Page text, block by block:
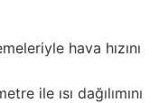
hava hızını
ile ısı dağılımını